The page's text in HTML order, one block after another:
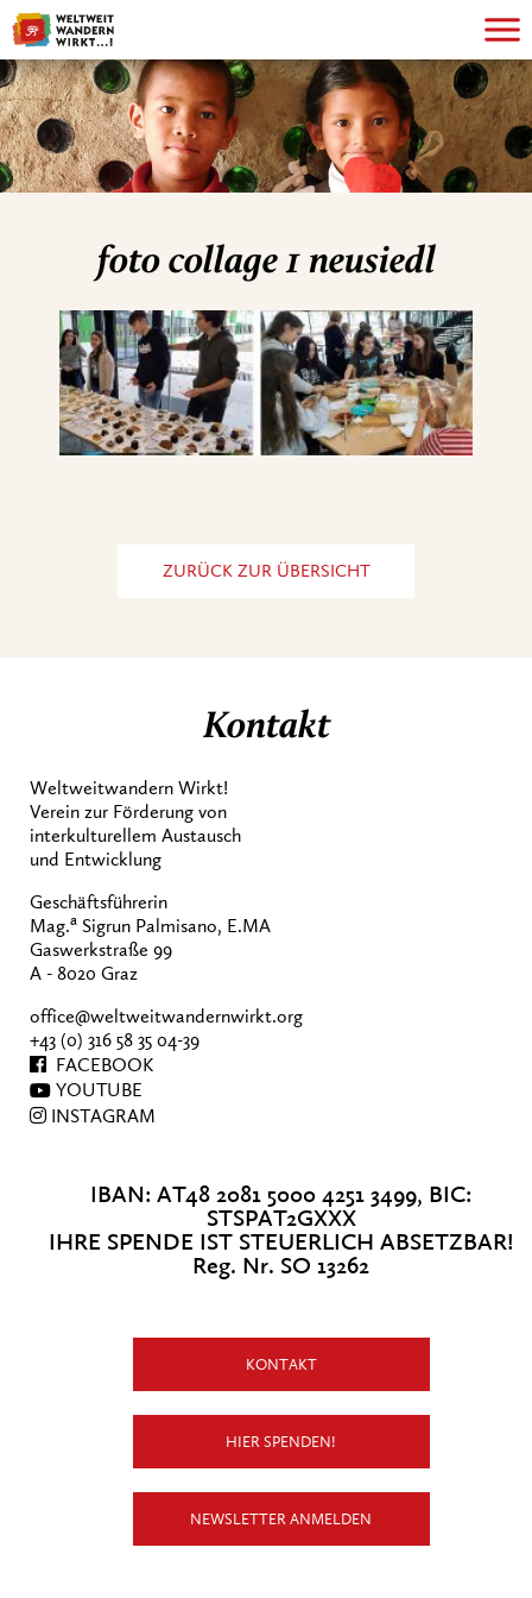
foto collage 1 neusiedl
ZURÜCK ZUR ÜBERSICHT
Kontakt
Weltweitwandern Wirkt!
Verein zur Förderung von
interkulturellem Austausch
und Entwicklung
Geschäftsführerin
Mag.a Sigrun Palmisano, E.MA
Gaswerkstraße 99
A - 8020 Graz
office@weltweitwandernwirkt.org
+43 (0) 316 58 35 04-39
FACEBOOK
YOUTUBE
INSTAGRAM
IBAN: AT48 2081 5000 4251 3499, BIC:
STSPAT2GXXX
IHRE SPENDE IST STEUERLICH ABSETZBAR!
Reg. Nr. SO 13262
KONTAKT
HIER SPENDEN!
NEWSLETTER ANMELDEN